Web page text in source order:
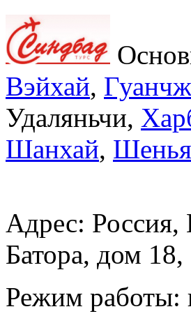
Вэйхай,
Удаляньчи,
Шанхай,
Адрес: Россия,
Батора, дом
Режим работы: